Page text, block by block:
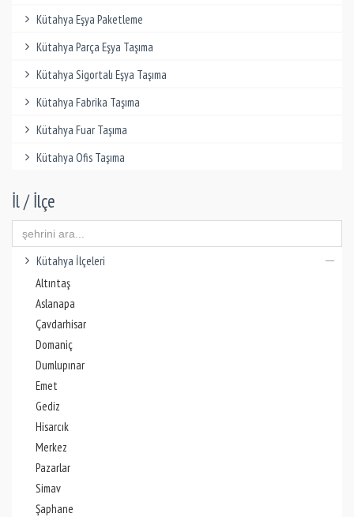
Kütahya Eşya Paketleme
Kütahya Parça Eşya Taşıma
Kütahya Sigortalı Eşya Taşıma
Kütahya Fabrika Taşıma
Kütahya Fuar Taşıma
Kütahya Ofis Taşıma
İl / İlçe
Kütahya İlçeleri
Altıntaş
Aslanapa
Çavdarhisar
Domaniç
Dumlupınar
Emet
Gediz
Hisarcık
Merkez
Pazarlar
Simav
Şaphane